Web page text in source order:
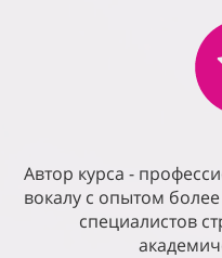
Автор курса -
вокалу с опытом
специалистов